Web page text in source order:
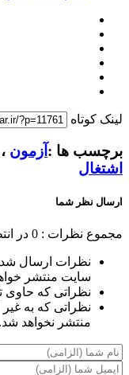
لینک کوتاه
برچسب ها : آزمون ،
اشتغال
ارسال نظر شما
مجموع نظرات : 0 در
نظرات ارسال
سایت منتشر
نظراتی که حاوی
نظراتی که به
منتشر نخواهد شد.